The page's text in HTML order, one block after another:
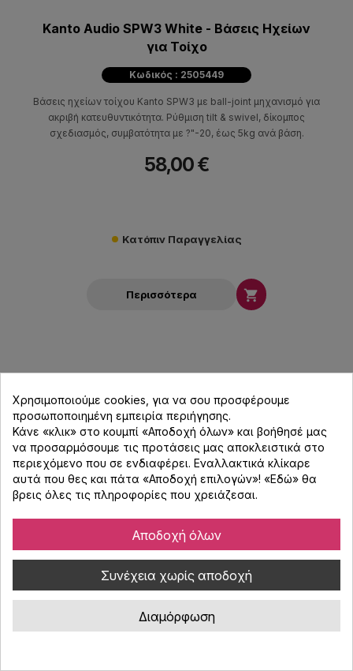
Kanto Audio SPW3 White - Βάσεις Ηχείων
για Τοίχο
Κωδικός : 2505449
Βάσεις ηχείων τοίχου Kanto SPW3 με ball-joint μηχανισμό για
ακριβή κατευθυντικότητα. Ρύθμιση tilt & swivel, δίκομπος
σχεδιασμός, συμβατότητα με ?"-20, έως 5kg ανά βάση.
58,00 €
Κατόπιν Παραγγελίας
Περισσότερα 
Sonos Era 300 Βάση Τοίχου - Μαύρο
Χρησιμοποιούμε cookies, για να σου προσφέρουμε
προσωποποιημένη εμπειρία περιήγησης.
Κάνε «κλικ» στο κουμπί «Αποδοχή όλων» και βοήθησέ μας
να προσαρμόσουμε τις προτάσεις μας αποκλειστικά στο
περιεχόμενο που σε ενδιαφέρει. Εναλλακτικά κλίκαρε
αυτά που θες και πάτα «Αποδοχή επιλογών»! «Εδώ» θα
βρεις όλες τις πληροφορίες που χρειάζεσαι.
Αποδοχή όλων
Συνέχεια χωρίς αποδοχή
Διαμόρφωση